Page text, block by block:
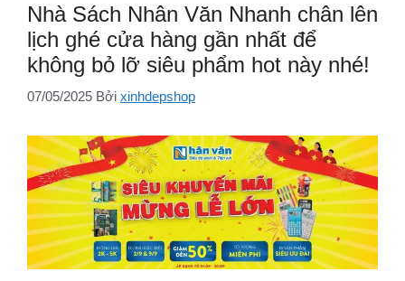
Nhà Sách Nhân Văn Nhanh chân lên
lịch ghé cửa hàng gần nhất để
không bỏ lỡ siêu phẩm hot này nhé!
07/05/2025 Bởi xinhdepshop